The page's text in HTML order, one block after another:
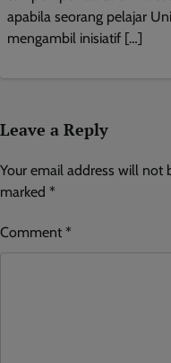
apabila seorang pelajar
mengambil inisiatif […]
Leave a Reply
Your email address will not
marked *
Comment *